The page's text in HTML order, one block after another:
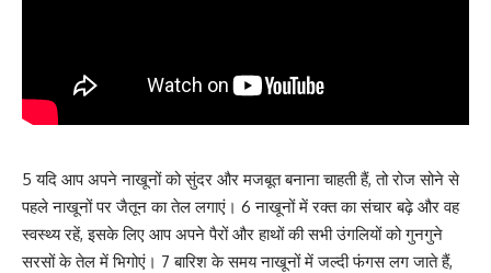
5 यदि आप अपने नाखूनों को सुंदर और मजबूत बनाना चाहती हैं, तो रोज सोने से
पहले नाखूनों पर जैतून का तेल लगाएं। 6 नाखूनों में रक्त का संचार बढ़े और वह
स्वस्थ्य रहें, इसके लिए आप अपने पैरों और हाथों की सभी उंगलियों को गुनगुने
सरसों के तेल में भिगोएं। 7 बारिश के समय नाखूनों में जल्दी फंगस लग जाते हैं,